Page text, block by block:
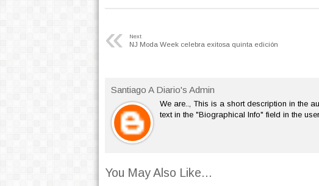
« Next
NJ Moda Week celebra exitosa quinta edición
Santiago A Diario's Admin
We are.., This is a short description in the
text in the "Biographical Info" field in the
You May Also Like...